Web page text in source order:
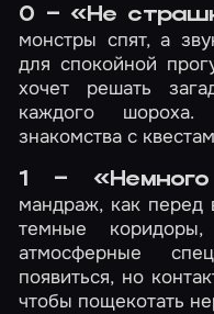
0 – «Не
монстры спят, а
для спокойной
хочет решать
каждого
знакомства с
1 –
мандраж, как перед
темные
атмосферные
появиться, но
чтобы пощекотать